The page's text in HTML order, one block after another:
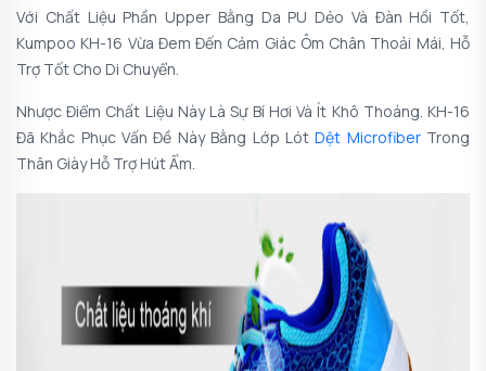
Với Chất Liệu Phần Upper Bằng Da PU Dẻo Và Đàn Hồi Tốt,
Kumpoo KH-16 Vừa Đem Đến Cảm Giác Ôm Chân Thoải Mái, Hỗ
Trợ Tốt Cho Di Chuyển.
Nhược Điểm Chất Liệu Này Là Sự Bí Hơi Và Ít Khô Thoáng. KH-16
Đã Khắc Phục Vấn Đề Này Bằng Lớp LótDệt MicrofiberTrong
Thân Giày Hỗ Trợ Hút Ẩm.